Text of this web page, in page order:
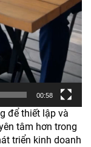
00:58
để thiết lập và
tâm hơn trong
triển kinh doanh